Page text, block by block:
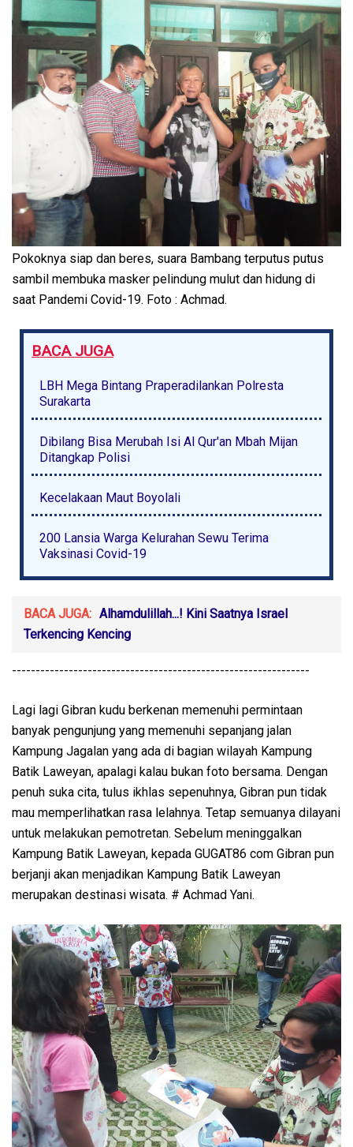
Pokoknya siap dan beres, suara Bambang terputus putus
sambil membuka masker pelindung mulut dan hidung di
saat Pandemi Covid-19. Foto : Achmad.
BACA JUGA
LBH Mega Bintang Praperadilankan Polresta
Surakarta
Dibilang Bisa Merubah Isi Al Qur'an Mbah Mijan
Ditangkap Polisi
Kecelakaan Maut Boyolali
200 Lansia Warga Kelurahan Sewu Terima
Vaksinasi Covid-19
BACA JUGA: Alhamdulillah...! Kini Saatnya Israel
Terkencing Kencing
---------------------------------------------------------------
Lagi lagi Gibran kudu berkenan memenuhi permintaan
banyak pengunjung yang memenuhi sepanjang jalan
Kampung Jagalan yang ada di bagian wilayah Kampung
Batik Laweyan, apalagi kalau bukan foto bersama. Dengan
penuh suka cita, tulus ikhlas sepenuhnya, Gibran pun tidak
mau memperlihatkan rasa lelahnya. Tetap semuanya dilayani
untuk melakukan pemotretan. Sebelum meninggalkan
Kampung Batik Laweyan, kepada GUGAT86 com Gibran pun
berjanji akan menjadikan Kampung Batik Laweyan
merupakan destinasi wisata. # Achmad Yani.